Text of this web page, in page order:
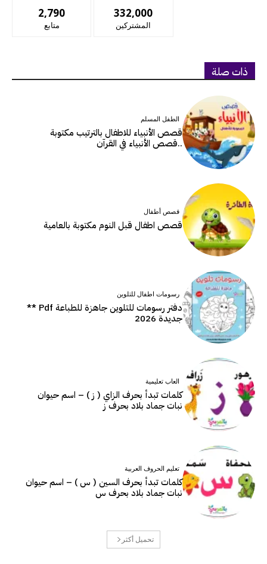
2,790
متابع
332,000
المشتركين
ذات صلة
الطفل المسلم
قصص الأنبياء للاطفال بالترتيب مكتوبة
..قصص الأنبياء في القرآن
قصص أطفال
قصص اطفال قبل النوم مكتوبة بالعامية
رسومات اطفال للتلوين
دفتر رسومات للتلوين جاهزة للطباعة Pdf **
جديدة 2026
العاب تعليمية
كلمات تبدأ بحرف الزاي ( ز ) – اسم حيوان
نبات جماد بلاد بحرف ز
تعليم الحروف العربية
كلمات تبدأ بحرف السين ( س ) – اسم حيوان
نبات جماد بلاد بحرف س
تحميل أكثر